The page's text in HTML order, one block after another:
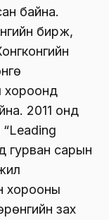
байна.
бирж,
хороонд
2011 онд
гурван сарын
хорооны
зах